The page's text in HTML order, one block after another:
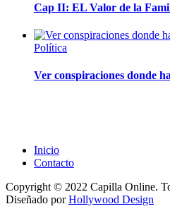
Cap II: EL Valor de la
Política
Ver conspiraciones donde
Inicio
Contacto
Copyright © 2022 Capilla Online.
Diseñado porHollywood Design